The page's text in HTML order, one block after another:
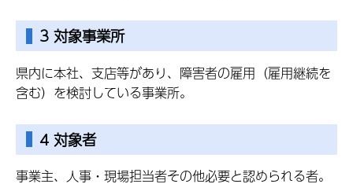
3 対象事業所
県内に本社、支店等があり、障害者の雇用（雇用継続を
含む）を検討している事業所。
4 対象者
事業主、人事・現場担当者その他必要と認められる者。